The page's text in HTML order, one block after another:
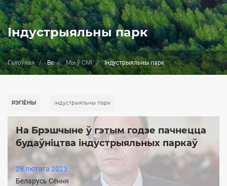
Індустрыяльны парк
Галоўная Be Мы ў СМІ Індустрыяльны парк
РЭГІЁНЫ індустрыяльны парк
На Брэшчыне ў гэтым годзе пачнецца
будаўніцтва індустрыяльных паркаў
28 лютага 2023
Беларусь Сёння